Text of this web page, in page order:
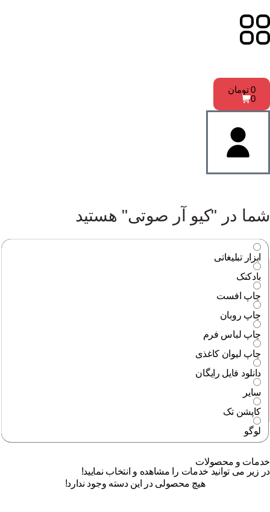
0 تومان
0
شما در "کیو آر صوتی" هستید
ابزار تبلیغاتی
بادکنک
چاپ افست
چاپ روبان
چاپ لباس فرم
چاپ لیوان کاغذی
دانلود فایل رایگان
سایر
کاپشن تک
لوگو
خدمات و محصولات
در زیر می توانید خدمات را مشاهده و انتخاب نمایید!
هیچ محصولی در این دسته وجود ندارد!